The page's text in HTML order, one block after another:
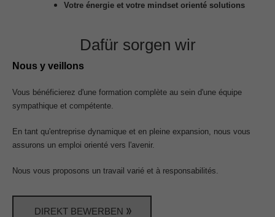
Votre énergie et votre mindset orienté solutions
Dafür sorgen wir
Nous y veillons
Vous bénéficierez d'une formation complète au sein d'une équipe
sympathique et compétente.
En tant qu'entreprise dynamique et en pleine expansion, nous vous
assurons un emploi orienté vers l'avenir.
Nous vous proposons un travail varié et à responsabilités.
DIREKT BEWERBEN